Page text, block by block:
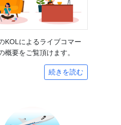
KOLによるライブコマー
概要をご覧頂けます。
続きを読む